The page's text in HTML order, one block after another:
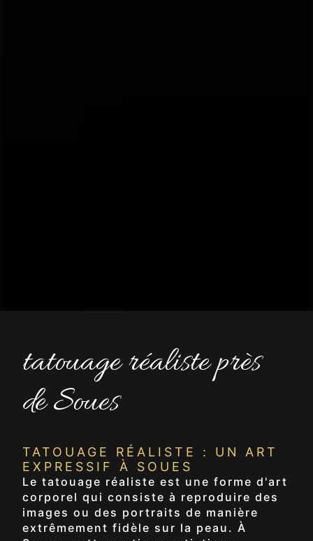
tatouage réaliste près
de Soues
TATOUAGE RÉALISTE : UN ART
EXPRESSIF À SOUES
Le tatouage réaliste est une forme d'art
corporel qui consiste à reproduire des
images ou des portraits de manière
extrêmement fidèle sur la peau. À